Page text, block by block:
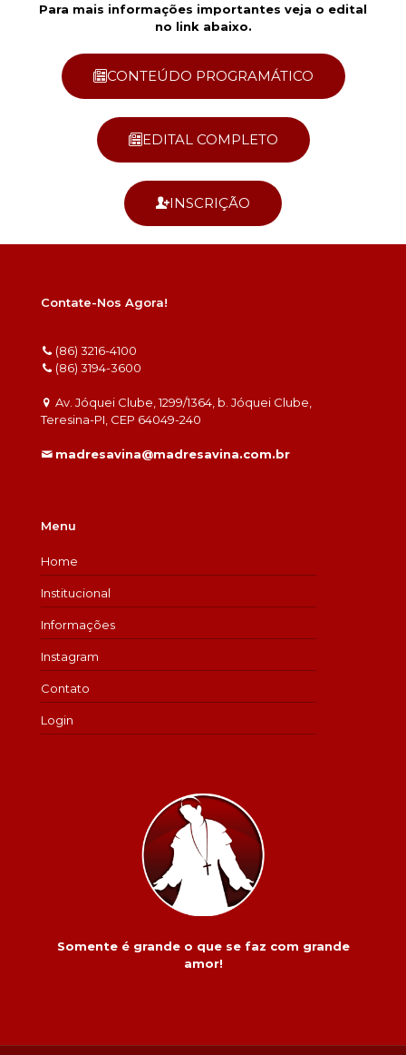
Para mais informações importantes veja o edital
no link abaixo.
CONTEÚDO PROGRAMÁTICO
EDITAL COMPLETO
INSCRIÇÃO
Contate-Nos Agora!
(86) 3216-4100
(86) 3194-3600
Av. Jóquei Clube, 1299/1364, b. Jóquei Clube,
Teresina-PI, CEP 64049-240
madresavina@madresavina.com.br
Menu
Home
Institucional
Informações
Instagram
Contato
Login
Somente é grande o que se faz com grande
amor!